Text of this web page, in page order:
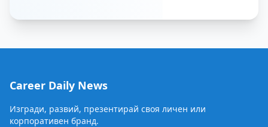
Career Daily News
Изгради, развий, презентирай своя личен или
корпоративен бранд.